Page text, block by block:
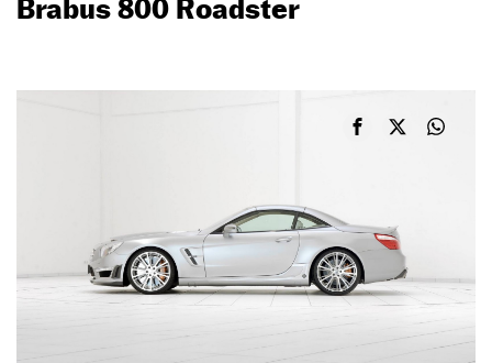
Brabus 800 Roadster